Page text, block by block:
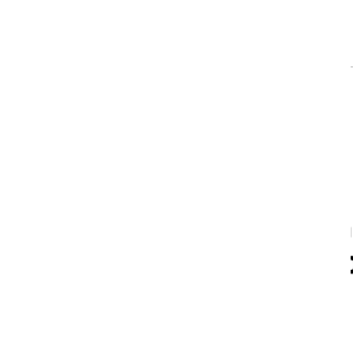
Construcción
Personalizada: La